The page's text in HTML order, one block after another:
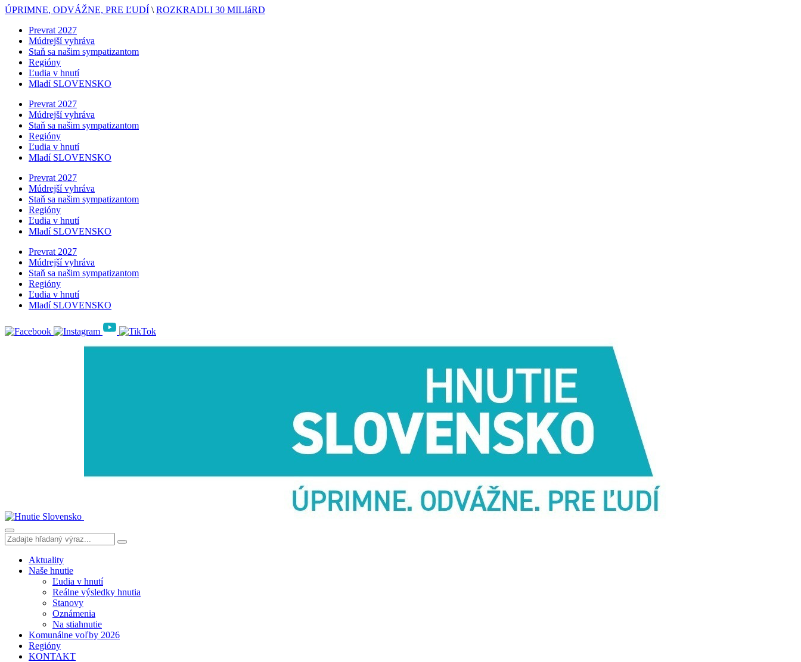
ÚPRIMNE, ODVÁŽNE, PRE ĽUDÍ \ ROZKRADLI 30 MILIáRD
Prevrat 2027
Múdrejší vyhráva
Staň sa našim sympatizantom
Regióny
Ľudia v hnutí
Mladí SLOVENSKO
Prevrat 2027
Múdrejší vyhráva
Staň sa našim sympatizantom
Regióny
Ľudia v hnutí
Mladí SLOVENSKO
Prevrat 2027
Múdrejší vyhráva
Staň sa našim sympatizantom
Regióny
Ľudia v hnutí
Mladí SLOVENSKO
Prevrat 2027
Múdrejší vyhráva
Staň sa našim sympatizantom
Regióny
Ľudia v hnutí
Mladí SLOVENSKO
Aktuality
Naše hnutie
Ľudia v hnutí
Reálne výsledky hnutia
Stanovy
Oznámenia
Na stiahnutie
Komunálne voľby 2026
Regióny
KONTAKT